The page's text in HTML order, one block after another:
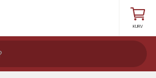
KURV